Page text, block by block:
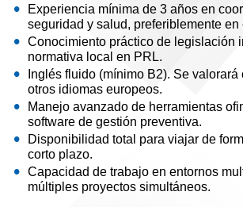
Experiencia mínima de 3 años en
seguridad y salud, preferiblemente en
Conocimiento práctico de legislación
normativa local en PRL.
Inglés fluido (mínimo B2). Se
otros idiomas europeos.
Manejo avanzado de herramientas
software de gestión preventiva.
Disponibilidad total para viajar de
corto plazo.
Capacidad de trabajo en entornos
múltiples proyectos simultáneos.